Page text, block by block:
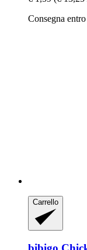
Consegna
Carrello